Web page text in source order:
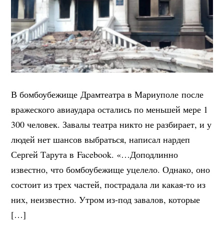
В бомбоубежище Драмтеатра в Мариуполе после
вражеского авиаудара остались по меньшей мере 1
300 человек. Завалы театра никто не разбирает, и у
людей нет шансов выбраться, написал нардеп
Сергей Тарута в Facebook. «…Доподлинно
известно, что бомбоубежище уцелело. Однако, оно
состоит из трех частей, пострадала ли какая-то из
них, неизвестно. Утром из-под завалов, которые
[…]